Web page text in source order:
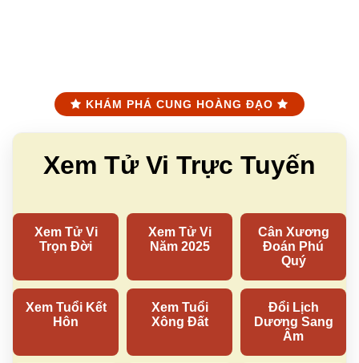
KHÁM PHÁ CUNG HOÀNG ĐẠO